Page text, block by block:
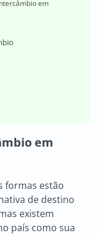
em
em
formas estão
de destino
existem
país como sua